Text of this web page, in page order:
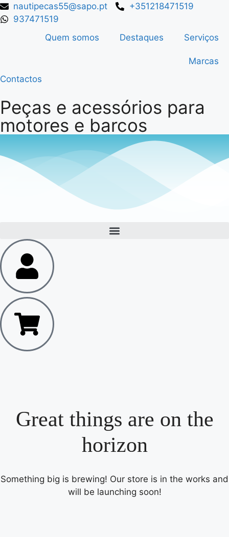
nautipecas55@sapo.pt
+351218471519
937471519
Quem somos
Destaques Serviços
Marcas
Contactos
Peças e acessórios para
motores e barcos
Great things are on the
horizon
Something big is brewing! Our store is in the works and
will be launching soon!